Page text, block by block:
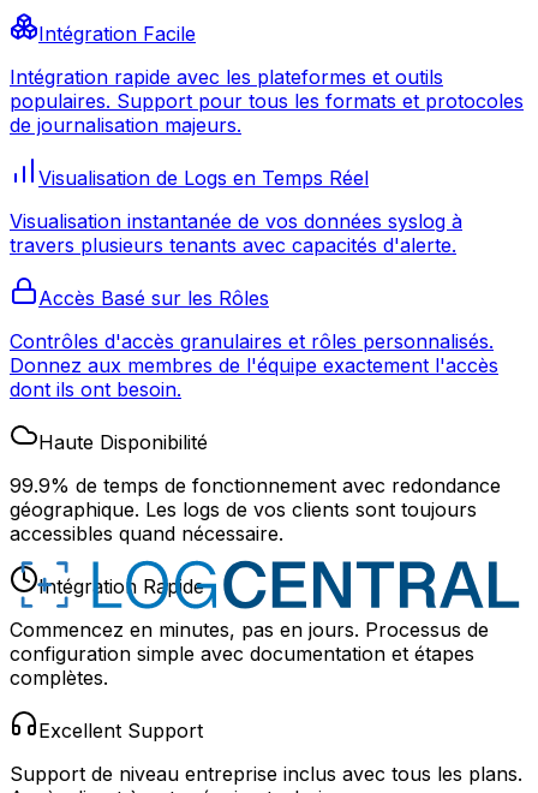
Intégration Facile
Intégration rapide avec les plateformes et outils
populaires. Support pour tous les formats et protocoles
de journalisation majeurs.
Visualisation de Logs en Temps Réel
Visualisation instantanée de vos données syslog à
travers plusieurs tenants avec capacités d'alerte.
Accès Basé sur les Rôles
Contrôles d'accès granulaires et rôles personnalisés.
Donnez aux membres de l'équipe exactement l'accès
dont ils ont besoin.
Haute Disponibilité
99.9% de temps de fonctionnement avec redondance
géographique. Les logs de vos clients sont toujours
accessibles quand nécessaire.
Intégration Rapide
Commencez en minutes, pas en jours. Processus de
configuration simple avec documentation et étapes
complètes.
Excellent Support
Support de niveau entreprise inclus avec tous les plans.